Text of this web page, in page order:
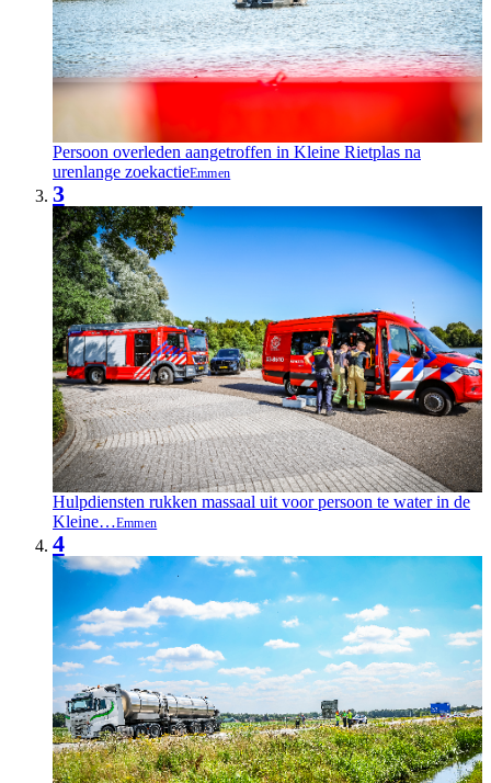
Persoon overleden aangetroffen in Kleine Rietplas na
urenlange zoekactieEmmen
3
Hulpdiensten rukken massaal uit voor persoon te water in de
Kleine…Emmen
4